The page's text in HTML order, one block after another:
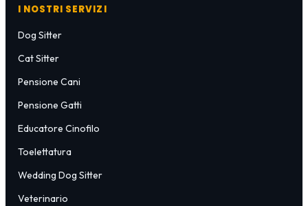
I NOSTRI SERVIZI
Dog Sitter
Cat Sitter
Pensione Cani
Pensione Gatti
Educatore Cinofilo
Toelettatura
Wedding Dog Sitter
Veterinario